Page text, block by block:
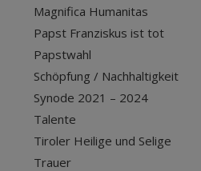
Magnifica Humanitas
Papst Franziskus ist tot
Papstwahl
Schöpfung / Nachhaltigkeit
Synode 2021 – 2024
Talente
Tiroler Heilige und Selige
Trauer